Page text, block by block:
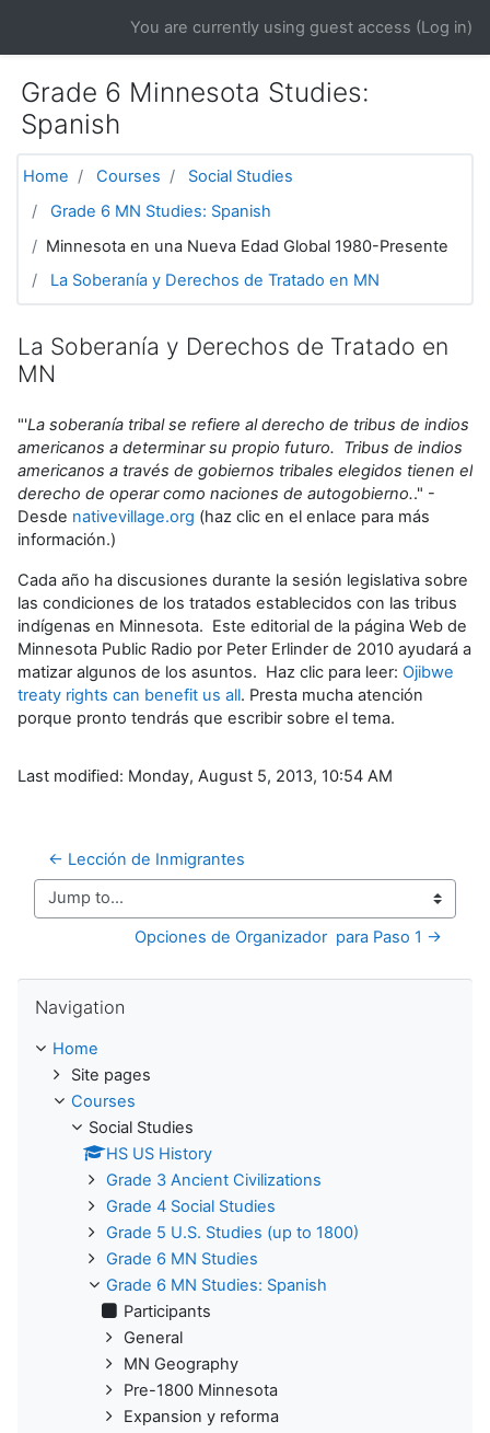
You are currently using guest access (Log in)
Grade 6 Minnesota Studies:
Spanish
Home Courses
Social Studies
Grade 6 MN Studies: Spanish
Minnesota en una Nueva Edad Global 1980-Presente
La Soberanía y Derechos de Tratado en MN
La Soberanía y Derechos de Tratado en
MN
"'La soberanía tribal se refiere al derecho de tribus de indios
americanos a determinar su propio futuro. Tribus de indios
americanos a través de gobiernos tribales elegidos tienen el
derecho de operar como naciones de autogobierno.." -
Desde nativevillage.org (haz clic en el enlace para más
información.)
Cada año ha discusiones durante la sesión legislativa sobre
las condiciones de los tratados establecidos con las tribus
indígenas en Minnesota. Este editorial de la página Web de
Minnesota Public Radio por Peter Erlinder de 2010 ayudará a
matizar algunos de los asuntos. Haz clic para leer: Ojibwe
treaty rights can benefit us all. Presta mucha atención
porque pronto tendrás que escribir sobre el tema.
Last modified: Monday, August 5, 2013, 10:54 AM
← Lección de Inmigrantes
Jump to...
Opciones de Organizador  para Paso 1 →
Navigation
Home
Site pages
Courses
Social Studies
HS US History
Grade 3 Ancient Civilizations
Grade 4 Social Studies
Grade 5 U.S. Studies (up to 1800)
Grade 6 MN Studies
Grade 6 MN Studies: Spanish
Participants
General
MN Geography
Pre-1800 Minnesota
Expansion y reforma